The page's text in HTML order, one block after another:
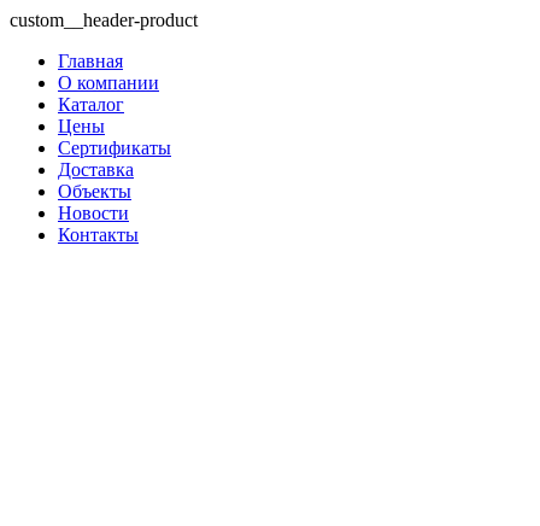
custom__header-product
Главная
О компании
Каталог
Цены
Сертификаты
Доставка
Объекты
Новости
Контакты